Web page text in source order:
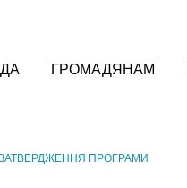
ГРОМАДЯНАМ
ПРОГРАМИ